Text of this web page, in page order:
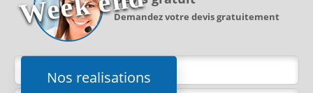
Nos realisations
Demandez votre devis gratuitement